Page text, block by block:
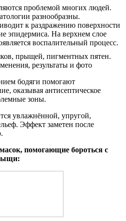
проблемой многих людей.
разнообразны.
к раздражению поверхности
эпидермиса. На верхнем слое
воспалительный процесс.
бодяги помогают
оказывая антисептическое
зоны.
увлажнённой, упругой,
Эффект заметен после
помогающие бороться с